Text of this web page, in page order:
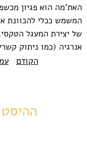
המשמש ככלי להכוונת
של יצירת המעגל
אנרגיה (כמו ניתוק
סגירה ופתיחת מעגל...
הקודם